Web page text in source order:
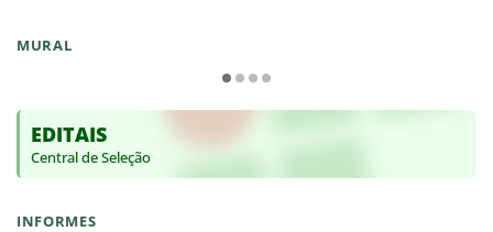
MURAL
EDITAIS
Central de Seleção
INFORMES